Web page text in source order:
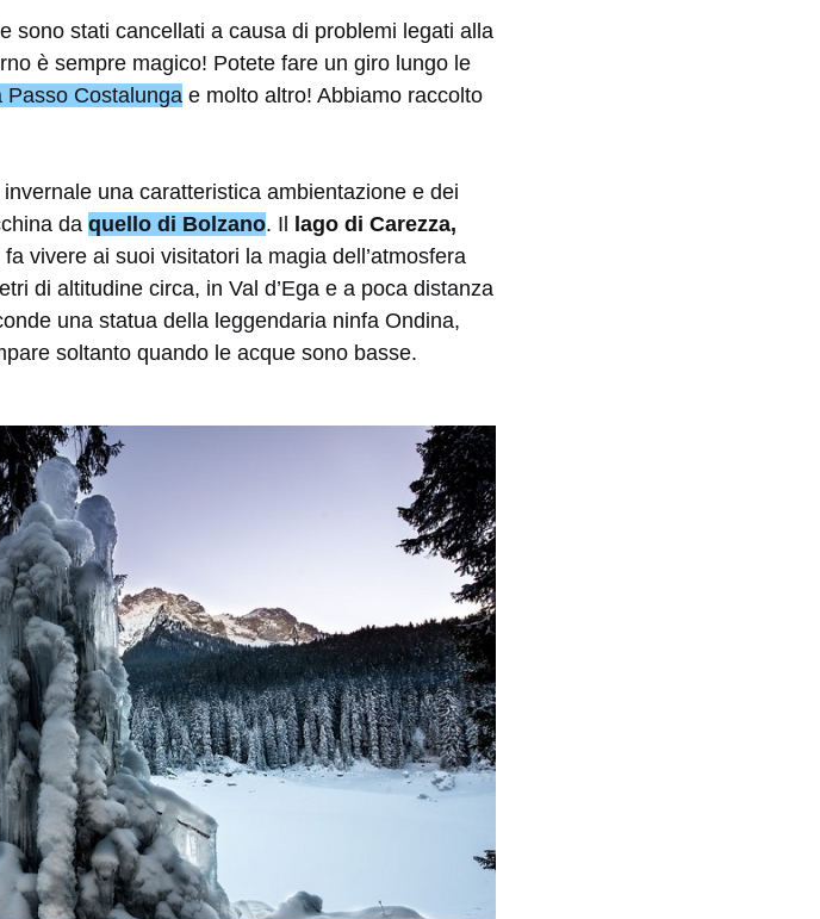
sono stati cancellati a causa di problemi legati alla
è sempre magico! Potete fare un giro lungo le
Passo Costalunga e molto altro! Abbiamo raccolto
una caratteristica ambientazione e dei
da quello di Bolzano. Il lago di Carezza,
vivere ai suoi visitatori la magia dell’atmosfera
di altitudine circa, in Val d’Ega e a poca distanza
una statua della leggendaria ninfa Ondina,
soltanto quando le acque sono basse.